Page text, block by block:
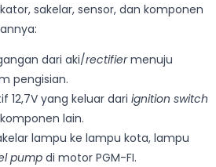
sakelar, sensor, dan komponen
dari aki/rectifiermenuju
pengisian.
12,7V yang keluar dari ignition switch
lain.
lampu ke lampu kota, lampu
pump di motor PGM-FI.